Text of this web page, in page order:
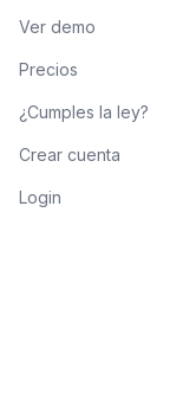
Ver demo
Precios
¿Cumples la ley?
Crear cuenta
Login